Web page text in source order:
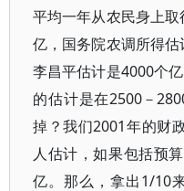
平均一年从农民身上
亿，国务院农调所得
李昌平估计是4000个
的估计是在2500－
掉？我们2001年的财
人估计，如果包括预
亿。那么，拿出1/10